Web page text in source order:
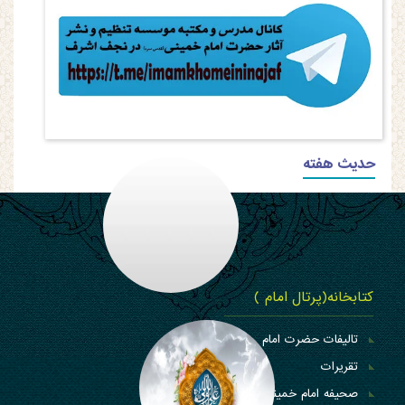
حدیث هفته
کتابخانه(پرتال امام )
تالیفات حضرت امام
تقریرات
صحیفه امام خمینی